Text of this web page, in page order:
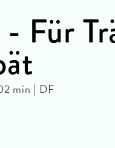
- Für
min | DF